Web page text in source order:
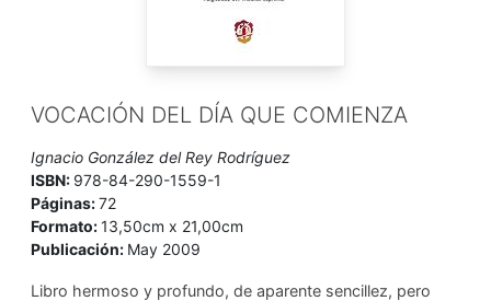
VOCACIÓN DEL DÍA QUE COMIENZA
Ignacio González del Rey Rodríguez
ISBN: 978-84-290-1559-1
Páginas:72
Formato:13,50cm x 21,00cm
Publicación: May 2009
Libro hermoso y profundo, de aparente sencillez, pero